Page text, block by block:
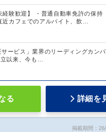
経験歓迎】 ・普通自動車免許の保持
カフェでのアルバイト、飲…
サービス」業界のリーディングカン
以来、今も…
る 詳細を
掲載期間：